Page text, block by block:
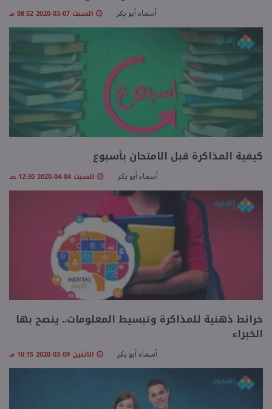
أسماء أبو بكر السبت 07-03-2020 08:52 مـ
كيفية المذاكرة قبل الامتحان بأسبوع
أسماء أبو بكر السبت 04-04-2020 12:30 صـ
خرائط ذهنية للمذاكرة وتبسيط المعلومات.. ينصح بها
الخبراء
أسماء أبو بكر الاثنين 09-03-2020 10:15 مـ